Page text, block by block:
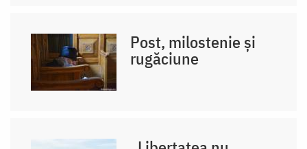
Post, milostenie și
rugăciune